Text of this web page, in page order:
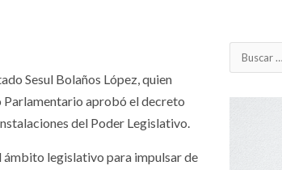
Sesul Bolaños López, quien
Parlamentario aprobó el decreto
del Poder Legislativo.
ámbito legislativo para impulsar de
Buscar: